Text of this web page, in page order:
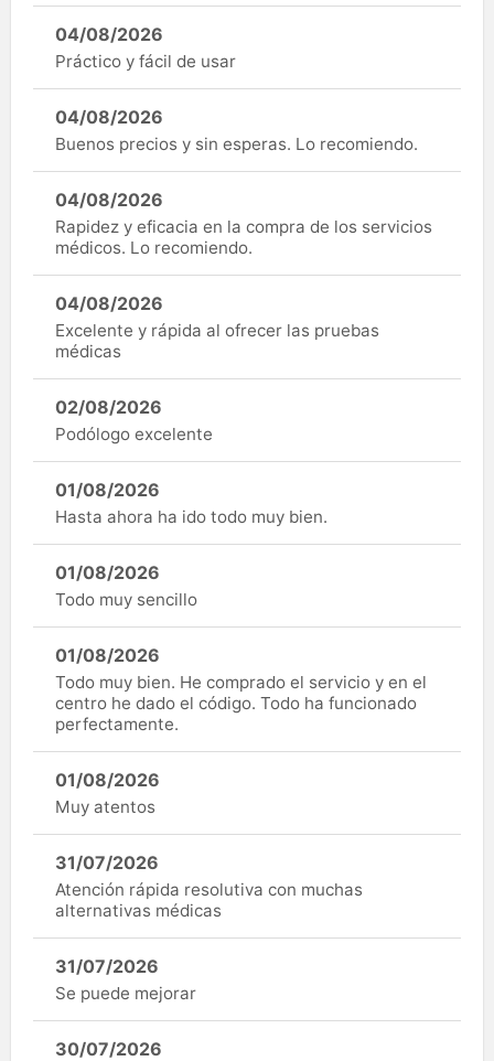
04/08/2026
Práctico y fácil de usar
04/08/2026
Buenos precios y sin esperas. Lo recomiendo.
04/08/2026
Rapidez y eficacia en la compra de los servicios
médicos. Lo recomiendo.
04/08/2026
Excelente y rápida al ofrecer las pruebas
médicas
02/08/2026
Podólogo excelente
01/08/2026
Hasta ahora ha ido todo muy bien.
01/08/2026
Todo muy sencillo
01/08/2026
Todo muy bien. He comprado el servicio y en el
centro he dado el código. Todo ha funcionado
perfectamente.
01/08/2026
Muy atentos
31/07/2026
Atención rápida resolutiva con muchas
alternativas médicas
31/07/2026
Se puede mejorar
30/07/2026